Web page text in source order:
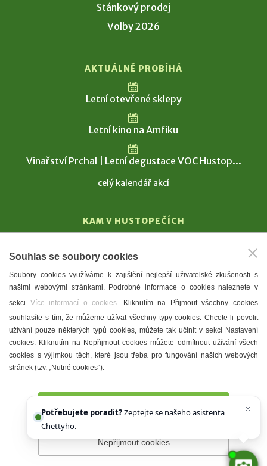
Stánkový prodej
Volby 2026
AKTUÁLNĚ PROBÍHÁ
Letní otevřené sklepy
Letní kino na Amfiku
Vinařství Prchal | Letní degustace VOC Hustop...
celý kalendář akcí
KAM V HUSTOPEČÍCH
T. G. Masaryk
Mandloně
Ubytování
Restaurace
Městské muzeum a galerie
Denní meníčka
Prohlášení o přístupnosti Správce webu
Souhlas se soubory cookies
Soubory cookies využíváme k zajištění nejlepší uživatelské zkušenosti s
našimi webovými stránkami. Podrobné informace o cookies naleznete v
sekci Více informací o cookies. Kliknutím na Přijmout všechny cookies
souhlasíte s tím, že můžeme užívat všechny typy cookies. Chcete-li povolit
užívání pouze některých typů cookies, můžete tak učinit v sekci Nastavení
cookies. Kliknutím na Nepřijmout cookies můžete odmítnout užívání všech
cookies s výjimkou těch, které jsou třeba pro fungování našich webových
stránek (tzv. „Nutné cookies“).
Nepřijmout cookies
Potřebujete poradit?Zeptejte se našeho asistenta
Chettyho.